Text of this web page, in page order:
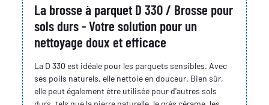
La brosse à parquet D 330 / Brosse pour
sols durs - Votre solution pour un
nettoyage doux et efficace
La D 330 est idéale pour les parquets sensibles. Avec
ses poils naturels, elle nettoie en douceur. Bien sûr,
elle peut également être utilisée pour d'autres sols